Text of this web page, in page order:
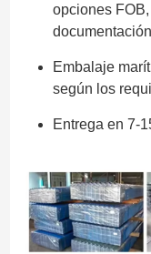
opciones
Embalaje
según los
Entrega en 7-